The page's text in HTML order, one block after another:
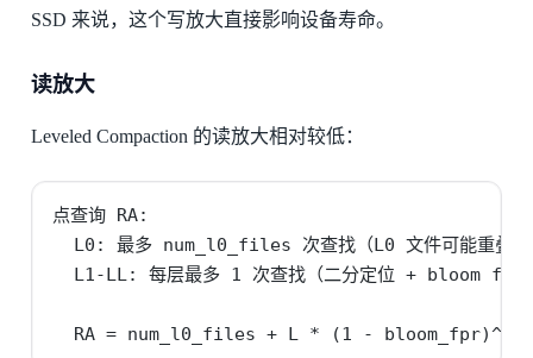
SSD 来说，这个写放大直接影响设备寿命。
读放大
Leveled Compaction 的读放大相对较低：
点查询 RA:
  L0: 最多 num_l0_files 次查找（L0 文件可能重叠）
L1-LL: 每层最多 1 次查找（二分定位 + bloom
RA = num_l0_files + L * (1 - bloom_fpr)^(-